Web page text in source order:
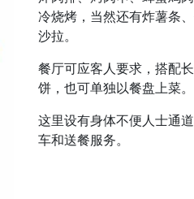
冷烧烤，当然还有炸薯条
沙拉。
餐厅可应客人要求，搭配
饼，也可单独以餐盘上菜。
这里设有身体不便人士通
车和送餐服务。